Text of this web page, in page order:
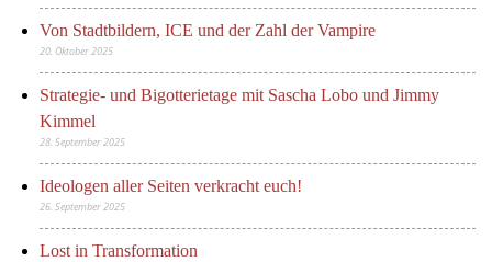
Von Stadtbildern, ICE und der Zahl der Vampire
20. Oktober 2025
Strategie- und Bigotterietage mit Sascha Lobo und Jimmy
Kimmel
28. September 2025
Ideologen aller Seiten verkracht euch!
26. September 2025
Lost in Transformation